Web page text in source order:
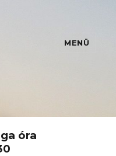
MENÜ
óra